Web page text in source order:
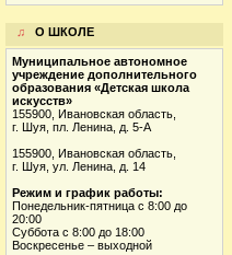
♫ О ШКОЛЕ
Муниципальное автономное
учреждение дополнительного
образования «Детская школа
искусств»
155900, Ивановская область,
г. Шуя, пл. Ленина, д. 5-А
155900, Ивановская область,
г. Шуя, ул. Ленина, д. 14
Режим и график работы:
Понедельник-пятница с 8:00 до
20:00
Суббота с 8:00 до 18:00
Воскресенье – выходной